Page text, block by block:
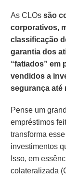
As CLOssão
corporativos,
classificação
garantia dos
“fatiados” em
vendidos a
segurança até
Pense um
empréstimos
transforma
investimentos
Isso, em
colateralizada